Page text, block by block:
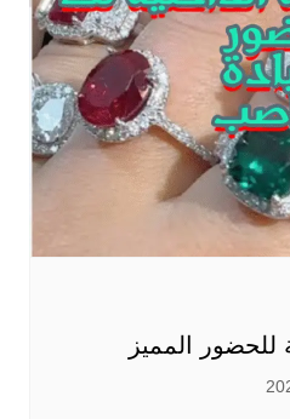
للحضور المميز